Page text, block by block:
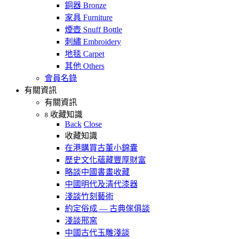
銅器 Bronze
家具 Furniture
煙壺 Snuff Bottle
刺繡 Embroidery
地毯 Carpet
其他 Others
會員名錄
有關資訊
有關資訊
8 收藏知識
Back Close
收藏知識
在港購買古董小錦囊
歷史文化蘊藏豐厚財富
略談中國書畫收藏
中國明代及清代漆器
淺談竹刻藝術
約定俗成 — 古典傢俱談
淺談邢窯
中國古代玉雕淺談